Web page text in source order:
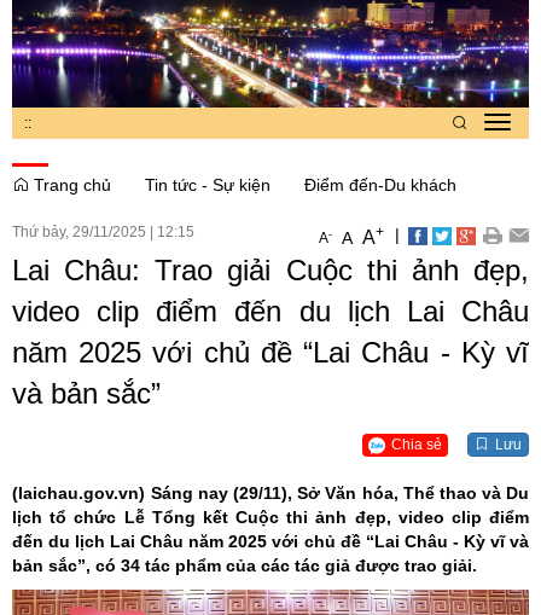
::
Trang chủ
Tin tức - Sự kiện Điểm đến-Du khách
Thứ bảy, 29/11/2025 12:15 A- A A+ |
Lai Châu: Trao giải Cuộc thi ảnh đẹp,
video clip điểm đến du lịch Lai Châu
năm 2025 với chủ đề “Lai Châu - Kỳ vĩ
và bản sắc”
Chia sẻ Lưu
(laichau.gov.vn) Sáng nay (29/11), Sở Văn hóa, Thể thao và Du
lịch tổ chức Lễ Tổng kết Cuộc thi ảnh đẹp, video clip điểm
đến du lịch Lai Châu năm 2025 với chủ đề “Lai Châu - Kỳ vĩ và
bản sắc”, có 34 tác phẩm của các tác giả được trao giải.